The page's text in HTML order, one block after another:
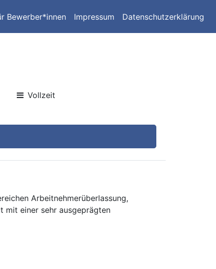
Bewerber*innen Impressum Datenschutzerklärung
Vollzeit
Arbeitnehmerüberlassung,
mit einer sehr ausgeprägten